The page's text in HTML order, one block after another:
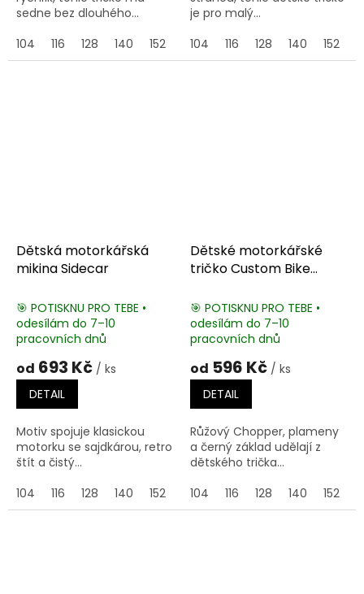
sedne bez dlouhého...
104
116 128 140 152 164
je pro malý...
104
116 128 140 152
Dětská motorkářská
mikina Sidecar
🎯 POTISKNU PRO TEBE •
odesílám do 7–10
pracovních dnů
od 693 Kč / ks
DETAIL
Motiv spojuje klasickou
motorku se sajdkárou, retro
štít a čistý...
104
116 128 140 152 164
Dětské motorkářské
tričko Custom Bike
🎯 POTISKNU PRO TEBE •
odesílám do 7–10
pracovních dnů
od 596 Kč / ks
DETAIL
Růžový Chopper, plameny
a černý základ udělají z
dětského trička...
104
116 128 140 152